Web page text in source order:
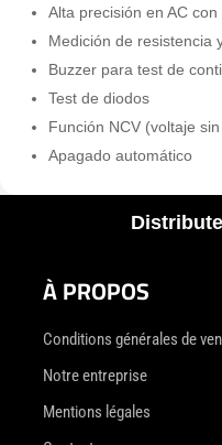
Alta precisión en AC
Medición de resistencia
Buzzer para test de
Test de diodos
Función NCV (voltaje
Apagado automático
À PROPOS
Conditions générales de
Notre entreprise
Mentions légales